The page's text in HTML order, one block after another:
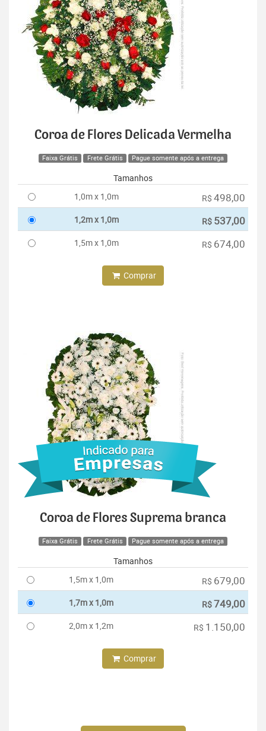
Coroa de Flores Delicada Vermelha
Faixa Grátis Frete Grátis Pague somente após a entrega
Tamanhos
1,0m x 1,0m
R$ 498,00
1,2m x 1,0m R$ 537,00
1,5m x 1,0m R$ 674,00
Comprar
Coroa de Flores Suprema branca
Faixa Grátis Frete Grátis Pague somente após a entrega
Tamanhos
1,5m x 1,0m
R$ 679,00
1,7m x 1,0m R$749,00
2,0m x 1,2m R$ 1.150,00
Comprar